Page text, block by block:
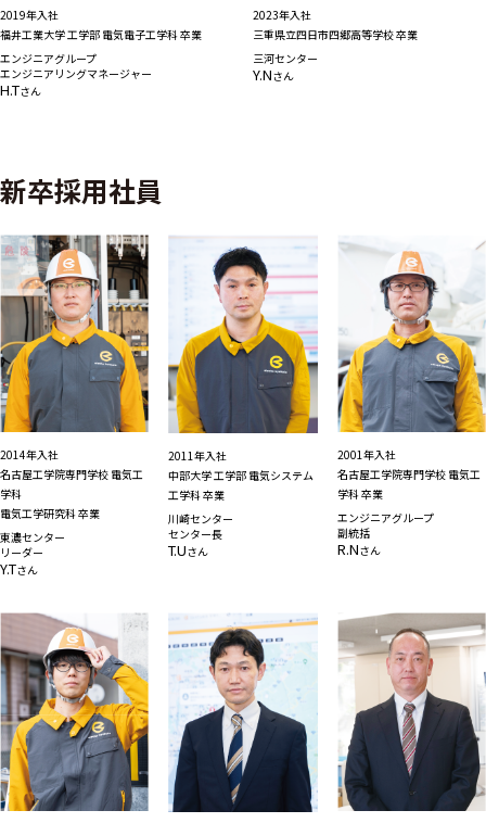
2019年入社
福井工業大学 工学部 電気電子工学科 卒業
エンジニアグループ
エンジニアリングマネージャー
H.Tさん
2023年入社
三重県立四日市四郷高等学校 卒業
三河センター
Y.Nさん
新卒採用社員
2014年入社
名古屋工学院専門学校 電気工
学科
電気工学研究科 卒業
東濃センター
リーダー
Y.Tさん
2011年入社
中部大学 工学部 電気システム
工学科 卒業
川崎センター
センター長
T.Uさん
2001年入社
名古屋工学院専門学校 電気工
学科 卒業
エンジニアグループ
副統括
R.Nさん